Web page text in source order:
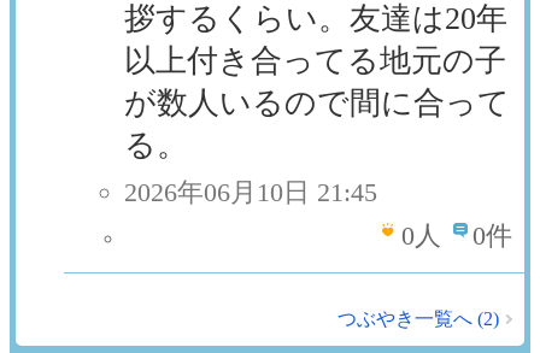
拶するくらい。友達は20年
以上付き合ってる地元の子
が数人いるので間に合って
る。
2026年06月10日 21:45
0人 0件
つぶやき一覧へ (2)